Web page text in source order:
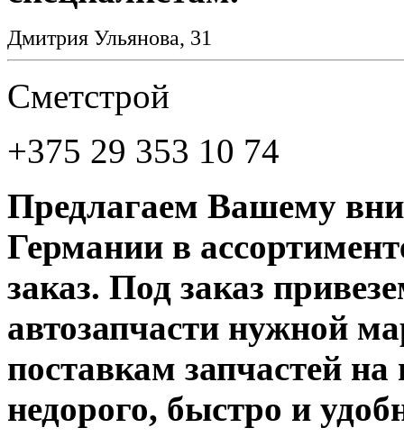
Дмитрия Ульянова, 31
Cметстрой
+375 29 353 10 74
Предлагаем Вашему
Германии в
заказ. Под заказ
автозапчасти нужной
поставкам запчастей на
недорого, быстро и